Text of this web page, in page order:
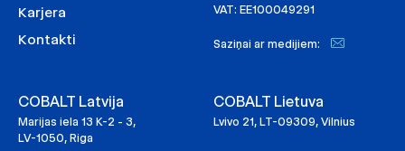
Karjera
Kontakti
VAT: EE100049291
Saziņai ar medijiem:
COBALT Latvija
Marijas iela 13 K-2 - 3,
LV-1050, Riga
COBALT Lietuva
Lvivo 21, LT-09309, Vilnius